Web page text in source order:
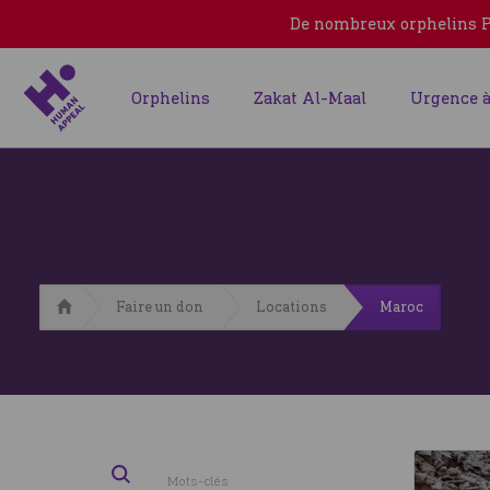
De nombreux orphelins
Orphelins Zakat Al-Maal Urgence
AccueilFaire un don Locations Maroc